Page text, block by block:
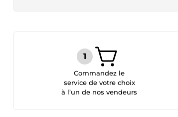
Commandez le
service de votre choix
à l’un de nos vendeurs